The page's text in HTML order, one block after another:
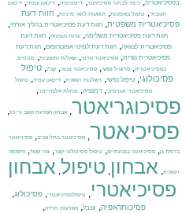
בפסיכיאטריה
כיצד לבחור פסיכיאטר דיסטימיה דיכאון עונתי
דיכאון
תגובתי, טיפול באומנות, תופעות לוואי מיניות, חוות דעת
פסיכיאטרית משפטית, חוות דעת פסיכיאטרית בהליך אזרחי,
חוות דעת פסיכיאטרית משלימה,עדות מומחה,חוות דעת
פסיכיאטרית לצוואה, חוות דעת למינוי אפוטרופוס, חוות דעת
פסיכיאטרית נגדית, פסיכיאטר פרטי, שאלות ותשובות, מונחים
בפסיכיאטריה, פרופיל נפשי, פסיכיאטר צבאי, קב"ן, טיפול
פסיכולוגי,טיפול נפשי,רשלנות רפואית,דיכאון עמיד,טיפול
פסיכיאטרי אגרסיבי,דמנציה,מחלת אלצהיימר,
פסיכוגריאטר,אבחון הפרעת קשב וריכוז,
פסיכיאטר,פסיכיאטר בתל אביב,פסיכיאטר
ברמת גן,פסיכיאטר בגבעתיים,טיפול פסיכולוגי קצר,צור קשר,היפנוזה
רפואית, אבחון, טיפול, אבחון
פסיכיאטרי,טיפולפסיכיאטרי,פסיכולוג,
פסיכותראפיה,ענבל,הפרעות חרדה,